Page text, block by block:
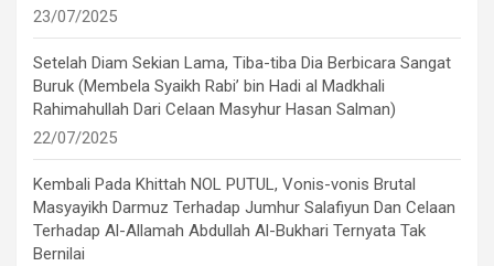
23/07/2025
Setelah Diam Sekian Lama, Tiba-tiba Dia Berbicara Sangat
Buruk (Membela Syaikh Rabi’ bin Hadi al Madkhali
Rahimahullah Dari Celaan Masyhur Hasan Salman)
22/07/2025
Kembali Pada Khittah NOL PUTUL, Vonis-vonis Brutal
Masyayikh Darmuz Terhadap Jumhur Salafiyun Dan Celaan
Terhadap Al-Allamah Abdullah Al-Bukhari Ternyata Tak
Bernilai